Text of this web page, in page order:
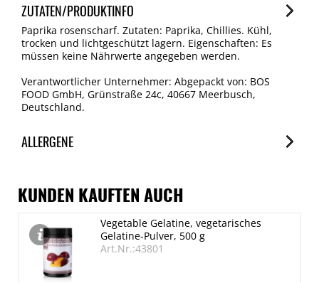
ZUTATEN/PRODUKTINFO
Paprika rosenscharf. Zutaten: Paprika, Chillies. Kühl,
trocken und lichtgeschützt lagern. Eigenschaften: Es
müssen keine Nährwerte angegeben werden.
Verantwortlicher Unternehmer: Abgepackt von: BOS
FOOD GmbH, Grünstraße 24c, 40667 Meerbusch,
Deutschland.
ALLERGENE
Spuren / Enthalten
Glutenhaltige Getreide
Spuren
Eier
Spuren
KUNDEN KAUFTEN AUCH
Vegetable Gelatine, vegetarisches
Gelatine-Pulver, 500 g
Art.Nr.:43801